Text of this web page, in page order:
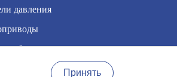
давления
Принять